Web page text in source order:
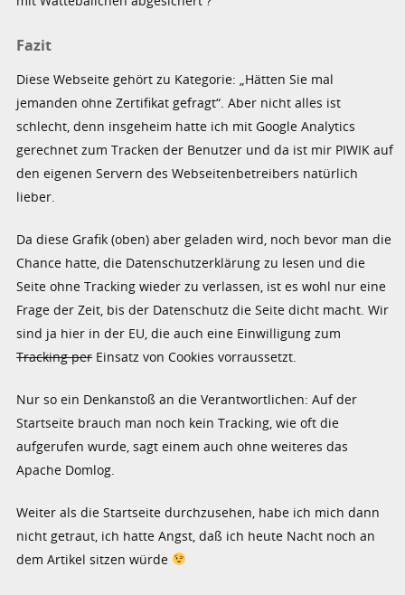
Fazit
Diese Webseite gehört zu Kategorie: „Hätten Sie mal
jemanden ohne Zertifikat gefragt“. Aber nicht alles ist
schlecht, denn insgeheim hatte ich mit Google Analytics
gerechnet zum Tracken der Benutzer und da ist mir PIWIK auf
den eigenen Servern des Webseitenbetreibers natürlich
lieber.
Da diese Grafik (oben) aber geladen wird, noch bevor man die
Chance hatte, die Datenschutzerklärung zu lesen und die
Seite ohne Tracking wieder zu verlassen, ist es wohl nur eine
Frage der Zeit, bis der Datenschutz die Seite dicht macht. Wir
sind ja hier in der EU, die auch eine Einwilligung zum
Tracking perEinsatz von Cookies vorraussetzt.
Nur so ein Denkanstoß an die Verantwortlichen: Auf der
Startseite brauch man noch kein Tracking, wie oft die
aufgerufen wurde, sagt einem auch ohne weiteres das
Apache Domlog.
Weiter als die Startseite durchzusehen, habe ich mich dann
nicht getraut, ich hatte Angst, daß ich heute Nacht noch an
dem Artikel sitzen würde